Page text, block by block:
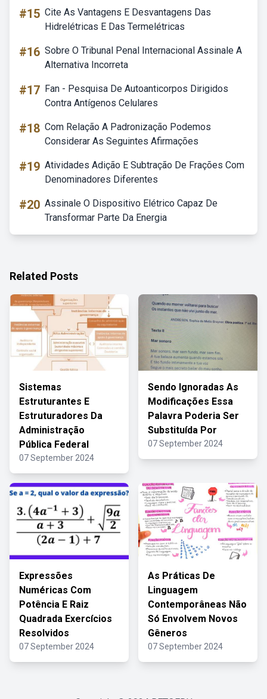
#15 Cite As Vantagens E Desvantagens Das
Hidrelétricas E Das Termelétricas
#16 Sobre O Tribunal Penal Internacional Assinale A
Alternativa Incorreta
#17 Fan - Pesquisa De Autoanticorpos Dirigidos
Contra Antígenos Celulares
#18 Com Relação A Padronização Podemos
Considerar As Seguintes Afirmações
#19 Atividades Adição E Subtração De Frações Com
Denominadores Diferentes
#20 Assinale O Dispositivo Elétrico Capaz De
Transformar Parte Da Energia
Related Posts
Sistemas
Estruturantes E
Estruturadores Da
Administração
Pública Federal
07 September 2024
Sendo Ignoradas As
Modificações Essa
Palavra Poderia Ser
Substituída Por
07 September 2024
Expressões
Numéricas Com
Potência E Raiz
Quadrada Exercícios
Resolvidos
07 September 2024
As Práticas De
Linguagem
Contemporâneas Não
Só Envolvem Novos
Gêneros
07 September 2024